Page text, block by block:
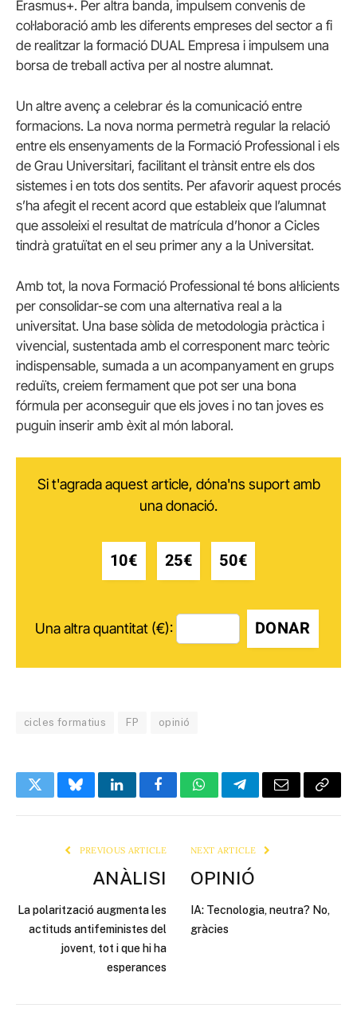
Erasmus+. Per altra banda, impulsem convenis de
col·laboració amb les diferents empreses del sector a fi
de realitzar la formació DUAL Empresa i impulsem una
borsa de treball activa per al nostre alumnat.
Un altre avenç a celebrar és la comunicació entre
formacions. La nova norma permetrà regular la relació
entre els ensenyaments de la Formació Professional i els
de Grau Universitari, facilitant el trànsit entre els dos
sistemes i en tots dos sentits. Per afavorir aquest procés
s’ha afegit el recent acord que estableix que l’alumnat
que assoleixi el resultat de matrícula d’honor a Cicles
tindrà gratuïtat en el seu primer any a la Universitat.
Amb tot, la nova Formació Professional té bons al·licients
per consolidar-se com una alternativa real a la
universitat. Una base sòlida de metodologia pràctica i
vivencial, sustentada amb el corresponent marc teòric
indispensable, sumada a un acompanyament en grups
reduïts, creiem fermament que pot ser una bona
fórmula per aconseguir que els joves i no tan joves es
puguin inserir amb èxit al món laboral.
Si t'agrada aquest article, dóna'ns suport amb
una donació.
10€ 25€ 50€
Una altra quantitat (€): DONAR
cicles formatius FP opinió
TwitterBlueskyLinkedInFacebookWhatsAppTelegramEmail Copy
PREVIOUS ARTICLE
ANÀLISI
La polarització augmenta les
actituds antifeministes del
jovent, tot i que hi ha
esperances
NEXT ARTICLE
OPINIÓ
IA: Tecnologia, neutra? No,
gràcies